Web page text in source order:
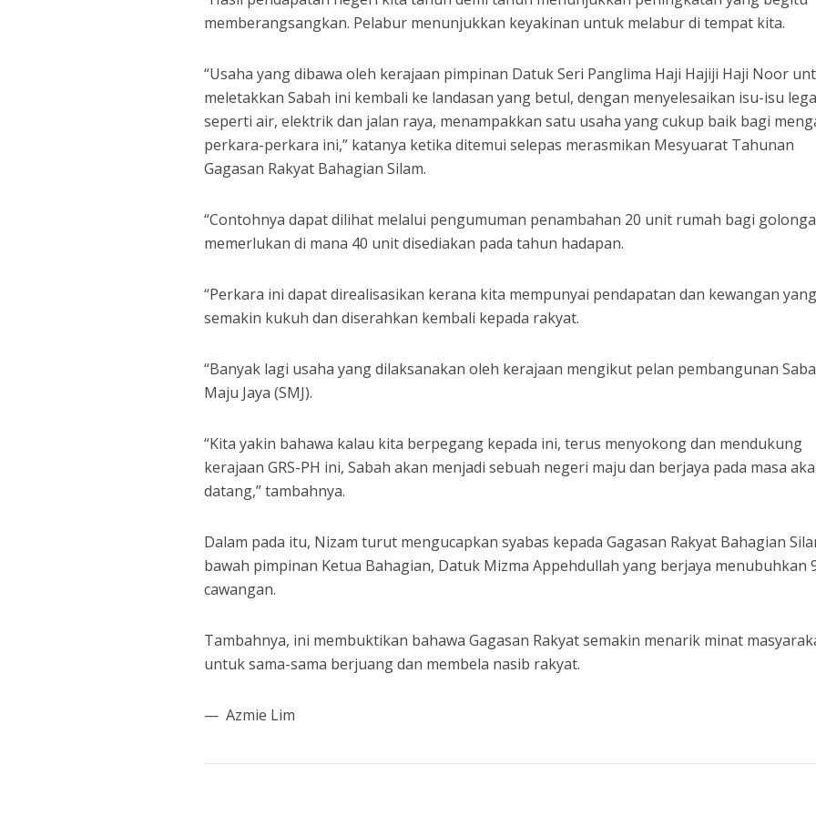
memberangsangkan. Pelabur menunjukkan keyakinan untuk melabur di tempat kita.
“Usaha yang dibawa oleh kerajaan pimpinan Datuk Seri Panglima Haji Hajiji Haji Noor
meletakkan Sabah ini kembali ke landasan yang betul, dengan menyelesaikan isu-isu
seperti air, elektrik dan jalan raya, menampakkan satu usaha yang cukup baik bagi
perkara-perkara ini,” katanya ketika ditemui selepas merasmikan Mesyuarat Tahunan
Gagasan Rakyat Bahagian Silam.
“Contohnya dapat dilihat melalui pengumuman penambahan 20 unit rumah bagi
memerlukan di mana 40 unit disediakan pada tahun hadapan.
“Perkara ini dapat direalisasikan kerana kita mempunyai pendapatan dan kewangan yang
semakin kukuh dan diserahkan kembali kepada rakyat.
“Banyak lagi usaha yang dilaksanakan oleh kerajaan mengikut pelan pembangunan
Maju Jaya (SMJ).
“Kita yakin bahawa kalau kita berpegang kepada ini, terus menyokong dan mendukung
kerajaan GRS-PH ini, Sabah akan menjadi sebuah negeri maju dan berjaya pada masa
datang,” tambahnya.
Dalam pada itu, Nizam turut mengucapkan syabas kepada Gagasan Rakyat Bahagian
bawah pimpinan Ketua Bahagian, Datuk Mizma Appehdullah yang berjaya menubuhkan
cawangan.
Tambahnya, ini membuktikan bahawa Gagasan Rakyat semakin menarik minat
untuk sama-sama berjuang dan membela nasib rakyat.
— Azmie Lim